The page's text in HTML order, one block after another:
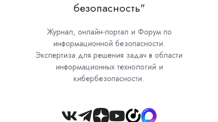
безопасность"
Журнал, онлайн-портал и Форум по
информационной безопасности.
Экспертиза для решения задач в области
информационных технологий и
кибербезопасности.